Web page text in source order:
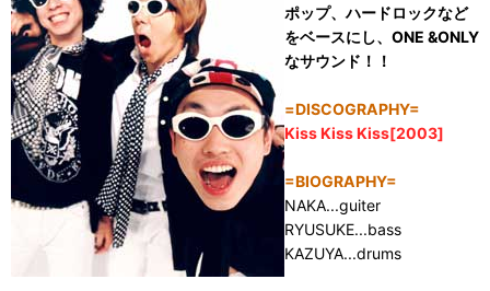
ポップ、ハードロックなど
をベースにし、ONE &ONLY
なサウンド！！
=DISCOGRAPHY=
Kiss Kiss Kiss[2003]
=BIOGRAPHY=
NAKA...guiter
RYUSUKE...bass
KAZUYA...drums